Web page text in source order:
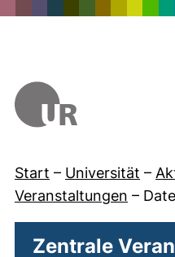
Start – Universität –
Veranstaltungen –
Zentrale